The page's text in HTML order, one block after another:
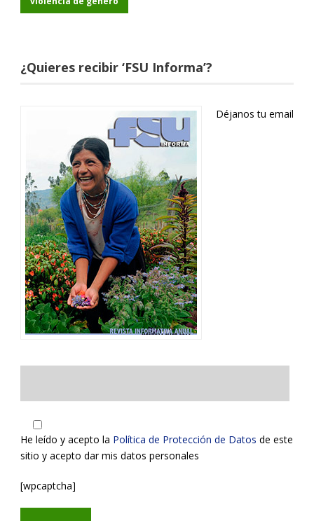
¿Quieres recibir ‘FSU Informa’?
Déjanos tu email
He leído y acepto la Política de Protección de Datos de este
sitio y acepto dar mis datos personales
[wpcaptcha]